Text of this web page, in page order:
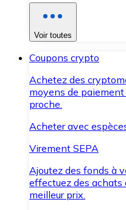
Voir toutes
Coupons crypto
Achetez des
moyens de
proche.
Acheter avec
Virement SEPA
Ajoutez des fonds à
effectuez des achats
meilleur prix.